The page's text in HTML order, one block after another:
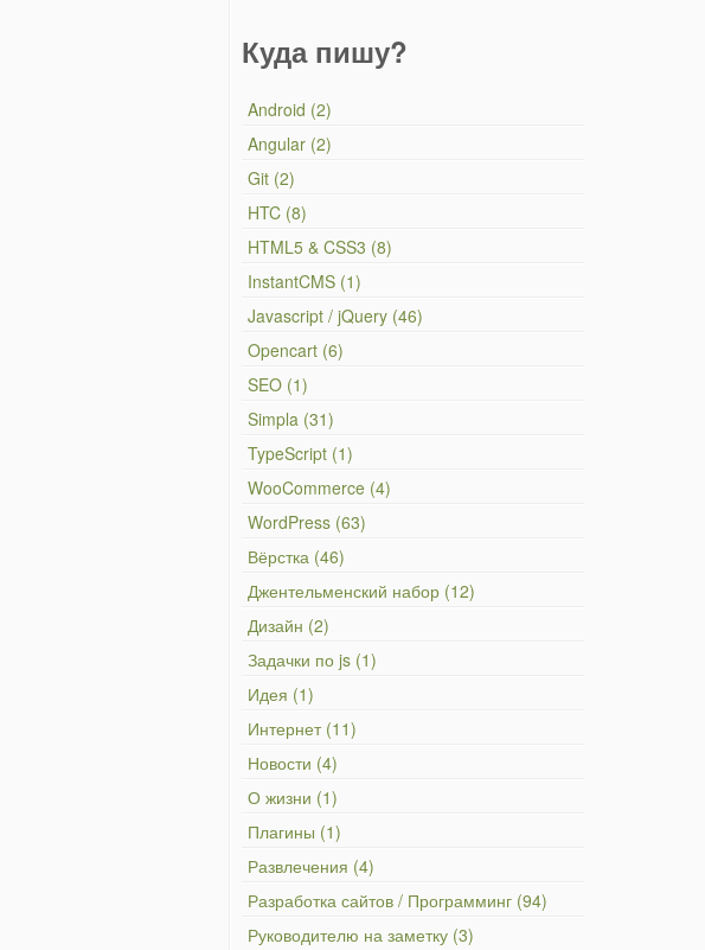
Куда пишу?
Android (2)
Angular (2)
Git (2)
HTC (8)
HTML5 & CSS3 (8)
InstantCMS (1)
Javascript / jQuery (46)
Opencart (6)
SEO (1)
Simpla (31)
TypeScript (1)
WooCommerce (4)
WordPress (63)
Вёрстка (46)
Джентельменский набор (12)
Дизайн (2)
Задачки по js (1)
Идея (1)
Интернет (11)
Новости (4)
О жизни (1)
Плагины (1)
Развлечения (4)
Разработка сайтов / Программинг (94)
Руководителю на заметку (3)